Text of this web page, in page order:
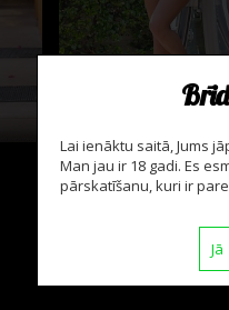
Lai ienāktu saitā, Jums
Man jau ir 18 gadi. Es
pārskatīšanu, kuri ir
Jā